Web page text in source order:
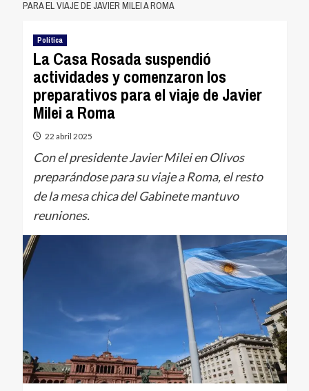
PARA EL VIAJE DE JAVIER MILEI A ROMA
Política
La Casa Rosada suspendió
actividades y comenzaron los
preparativos para el viaje de Javier
Milei a Roma
22 abril 2025
Con el presidente Javier Milei en Olivos
preparándose para su viaje a Roma, el resto
de la mesa chica del Gabinete mantuvo
reuniones.